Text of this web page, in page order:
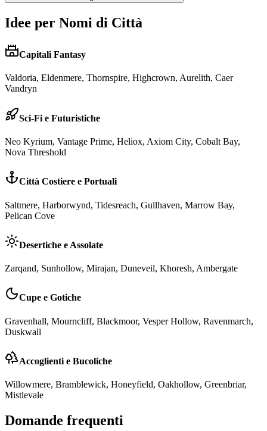
Idee per Nomi di Città
Capitali Fantasy
Valdoria, Eldenmere, Thornspire, Highcrown, Aurelith, Caer
Vandryn
Sci-Fi e Futuristiche
Neo Kyrium, Vantage Prime, Heliox, Axiom City, Cobalt Bay,
Nova Threshold
Città Costiere e Portuali
Saltmere, Harborwynd, Tidesreach, Gullhaven, Marrow Bay,
Pelican Cove
Desertiche e Assolate
Zarqand, Sunhollow, Mirajan, Duneveil, Khoresh, Ambergate
Cupe e Gotiche
Gravenhall, Mourncliff, Blackmoor, Vesper Hollow, Ravenmarch,
Duskwall
Accoglienti e Bucoliche
Willowmere, Bramblewick, Honeyfield, Oakhollow, Greenbriar,
Mistlevale
Domande frequenti